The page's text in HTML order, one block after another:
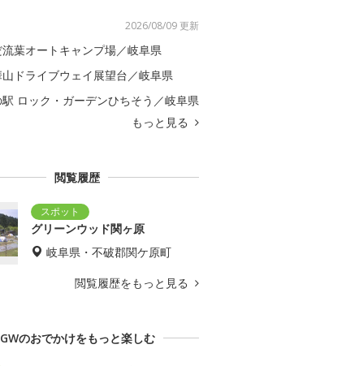
2026/08/09 更新
葉オートキャンプ場／岐阜県
ドライブウェイ展望台／岐阜県
ロック・ガーデンひちそう／岐阜県
もっと見る
閲覧履歴
グリーンウッド関ヶ原
岐阜県・不破郡関ケ原町
閲覧履歴をもっと見る
GWのおでかけをもっと楽しむ